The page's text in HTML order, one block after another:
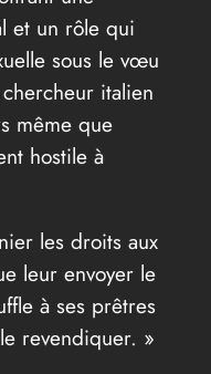
et un rôle qui
sous le vœu
italien
même que
hostile à
les droits aux
leur envoyer le
à ses prêtres
revendiquer. »